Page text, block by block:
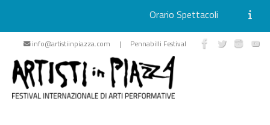
Vai
contenuto
Orario Spettacoli
info@artistiinpiazza.com | Pennabilli Festival